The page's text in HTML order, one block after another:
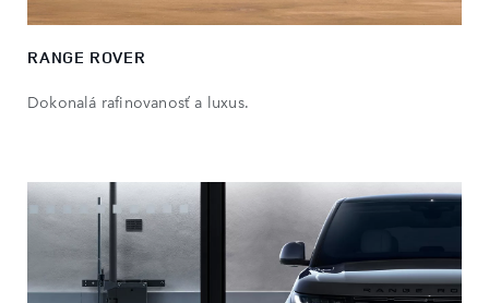
RANGE ROVER
Dokonalá rafinovanosť a luxus.